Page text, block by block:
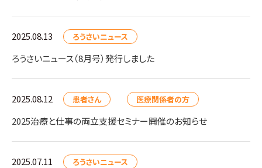
2025.08.13 ろうさいニュース
ろうさいニュース（8月号）発行しました
2025.08.12 患者さん 医療関係者の方
2025治療と仕事の両立支援セミナー開催のお知らせ
2025.07.11 ろうさいニュース